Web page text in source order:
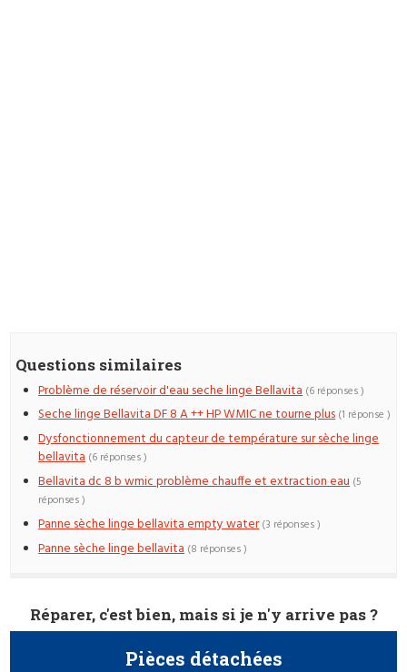
Questions similaires
Problème de réservoir d'eau seche linge Bellavita (6 réponses )
Seche linge Bellavita DF 8 A ++ HP WMIC ne tourne plus (1 réponse )
Dysfonctionnement du capteur de température sur sèche linge
bellavita (6 réponses )
Bellavita dc 8 b wmic problème chauffe et extraction eau (5
réponses )
Panne sèche linge bellavita empty water (3 réponses )
Panne sèche linge bellavita (8 réponses )
Réparer, c'est bien, mais si je n'y arrive pas ?
Pièces détachées